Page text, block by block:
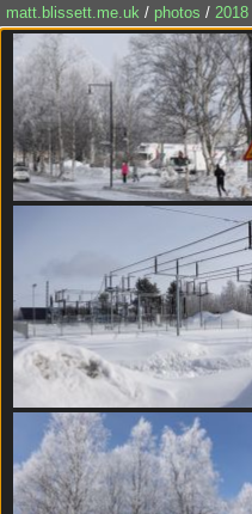
matt.blissett.me.uk / photos / 2018